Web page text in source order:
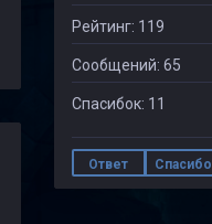
Рейтинг: 119
Сообщений: 65
Спасибок: 11
Ответ Спасибо